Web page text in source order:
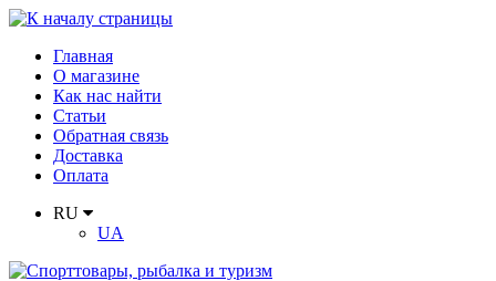
Главная
О магазине
Как нас найти
Статьи
Обратная связь
Доставка
Оплата
RU
UA